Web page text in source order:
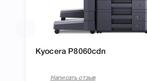
Kyocera P8060cdn
Написать отзыв